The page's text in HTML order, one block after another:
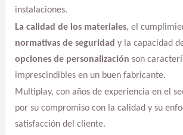
instalaciones.
La calidad de los materiales, el
normativas de seguridad y la capacidad
opciones de personalización son
imprescindibles en un buen fabricante.
Multiplay, con años de experiencia en el
por su compromiso con la calidad y su
satisfacción del cliente.